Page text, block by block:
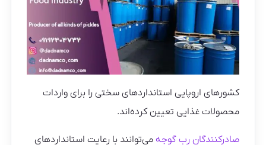
کشورهای اروپایی استانداردهای سختی را برای واردات
محصولات غذایی تعیین کرده‌اند.
صادرکنندگان رب گوجه می‌توانند با رعایت استانداردهای